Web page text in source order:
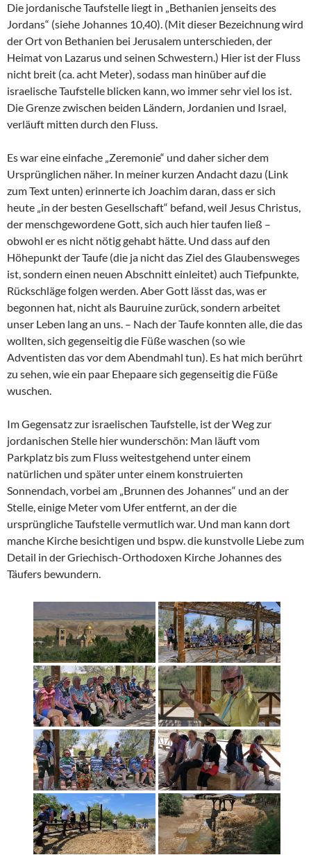
Die jordanische Taufstelle liegt in „Bethanien jenseits des
Jordans“ (siehe Johannes 10,40). (Mit dieser Bezeichnung wird
der Ort von Bethanien bei Jerusalem unterschieden, der
Heimat von Lazarus und seinen Schwestern.) Hier ist der Fluss
nicht breit (ca. acht Meter), sodass man hinüber auf die
israelische Taufstelle blicken kann, wo immer sehr viel los ist.
Die Grenze zwischen beiden Ländern, Jordanien und Israel,
verläuft mitten durch den Fluss.
Es war eine einfache „Zeremonie“ und daher sicher dem
Ursprünglichen näher. In meiner kurzen Andacht dazu (Link
zum Text unten) erinnerte ich Joachim daran, dass er sich
heute „in der besten Gesellschaft“ befand, weil Jesus Christus,
der menschgewordene Gott, sich auch hier taufen ließ –
obwohl er es nicht nötig gehabt hätte. Und dass auf den
Höhepunkt der Taufe (die ja nicht das Ziel des Glaubensweges
ist, sondern einen neuen Abschnitt einleitet) auch Tiefpunkte,
Rückschläge folgen werden. Aber Gott lässt das, was er
begonnen hat, nicht als Bauruine zurück, sondern arbeitet
unser Leben lang an uns. – Nach der Taufe konnten alle, die das
wollten, sich gegenseitig die Füße waschen (so wie
Adventisten das vor dem Abendmahl tun). Es hat mich berührt
zu sehen, wie ein paar Ehepaare sich gegenseitig die Füße
wuschen.
Im Gegensatz zur israelischen Taufstelle, ist der Weg zur
jordanischen Stelle hier wunderschön: Man läuft vom
Parkplatz bis zum Fluss weitestgehend unter einem
natürlichen und später unter einem konstruierten
Sonnendach, vorbei am „Brunnen des Johannes“ und an der
Stelle, einige Meter vom Ufer entfernt, an der die
ursprüngliche Taufstelle vermutlich war. Und man kann dort
manche Kirche besichtigen und bspw. die kunstvolle Liebe zum
Detail in der Griechisch-Orthodoxen Kirche Johannes des
Täufers bewundern.